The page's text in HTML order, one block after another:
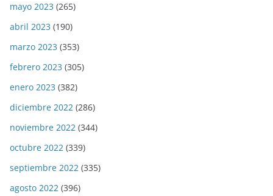
mayo 2023 (265)
abril 2023 (190)
marzo 2023 (353)
febrero 2023 (305)
enero 2023 (382)
diciembre 2022 (286)
noviembre 2022 (344)
octubre 2022 (339)
septiembre 2022 (335)
agosto 2022 (396)